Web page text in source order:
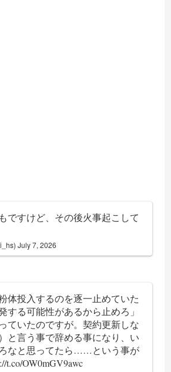
ですけど、その後火事起こして
July 7, 2026
体投入するのを逐一止めていた
する可能性があるから止めろ」
ていたのですが。契約更新しな
と言う事で辞める事になり、い
なと思ってたら……という事が
t.co/OW0mGV9awc